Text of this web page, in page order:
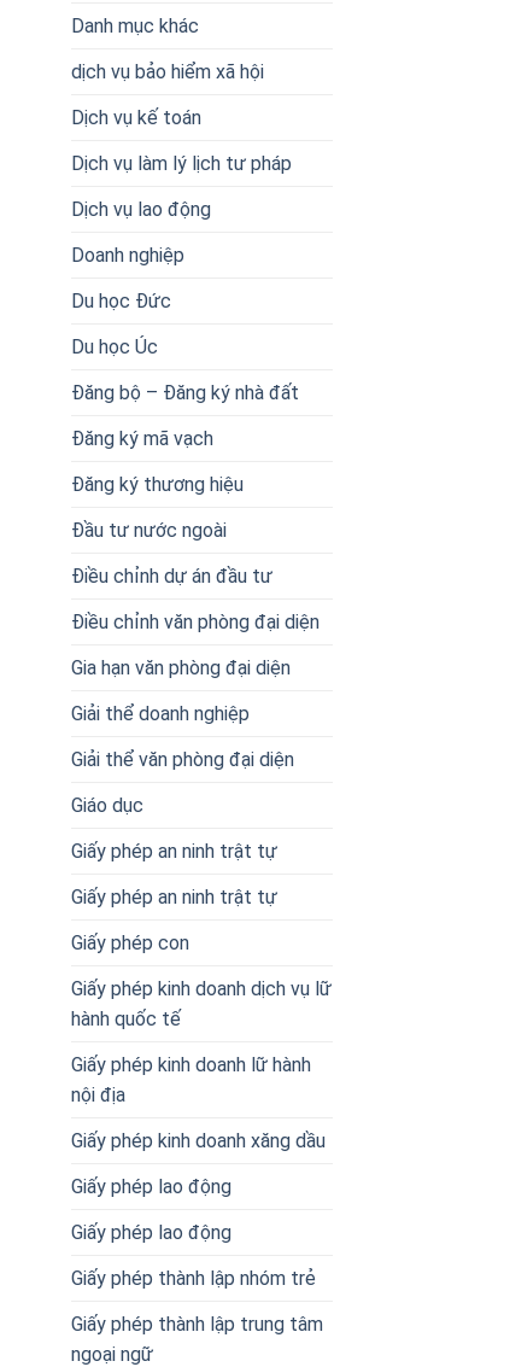
Danh mục khác
dịch vụ bảo hiểm xã hội
Dịch vụ kế toán
Dịch vụ làm lý lịch tư pháp
Dịch vụ lao động
Doanh nghiệp
Du học Đức
Du học Úc
Đăng bộ – Đăng ký nhà đất
Đăng ký mã vạch
Đăng ký thương hiệu
Đầu tư nước ngoài
Điều chỉnh dự án đầu tư
Điều chỉnh văn phòng đại diện
Gia hạn văn phòng đại diện
Giải thể doanh nghiệp
Giải thể văn phòng đại diện
Giáo dục
Giấy phép an ninh trật tự
Giấy phép an ninh trật tự
Giấy phép con
Giấy phép kinh doanh dịch vụ lữ
hành quốc tế
Giấy phép kinh doanh lữ hành
nội địa
Giấy phép kinh doanh xăng dầu
Giấy phép lao động
Giấy phép lao động
Giấy phép thành lập nhóm trẻ
Giấy phép thành lập trung tâm
ngoại ngữ